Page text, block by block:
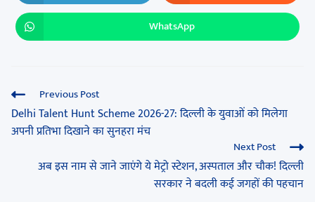
WhatsApp
Previous Post
Delhi Talent Hunt Scheme 2026-27: दिल्ली के युवाओं को मिलेगा
अपनी प्रतिभा दिखाने का सुनहरा मंच
Next Post
अब इस नाम से जाने जाएंगे ये मेट्रो स्टेशन, अस्पताल और चौक! दिल्ली
सरकार ने बदली कई जगहों की पहचान